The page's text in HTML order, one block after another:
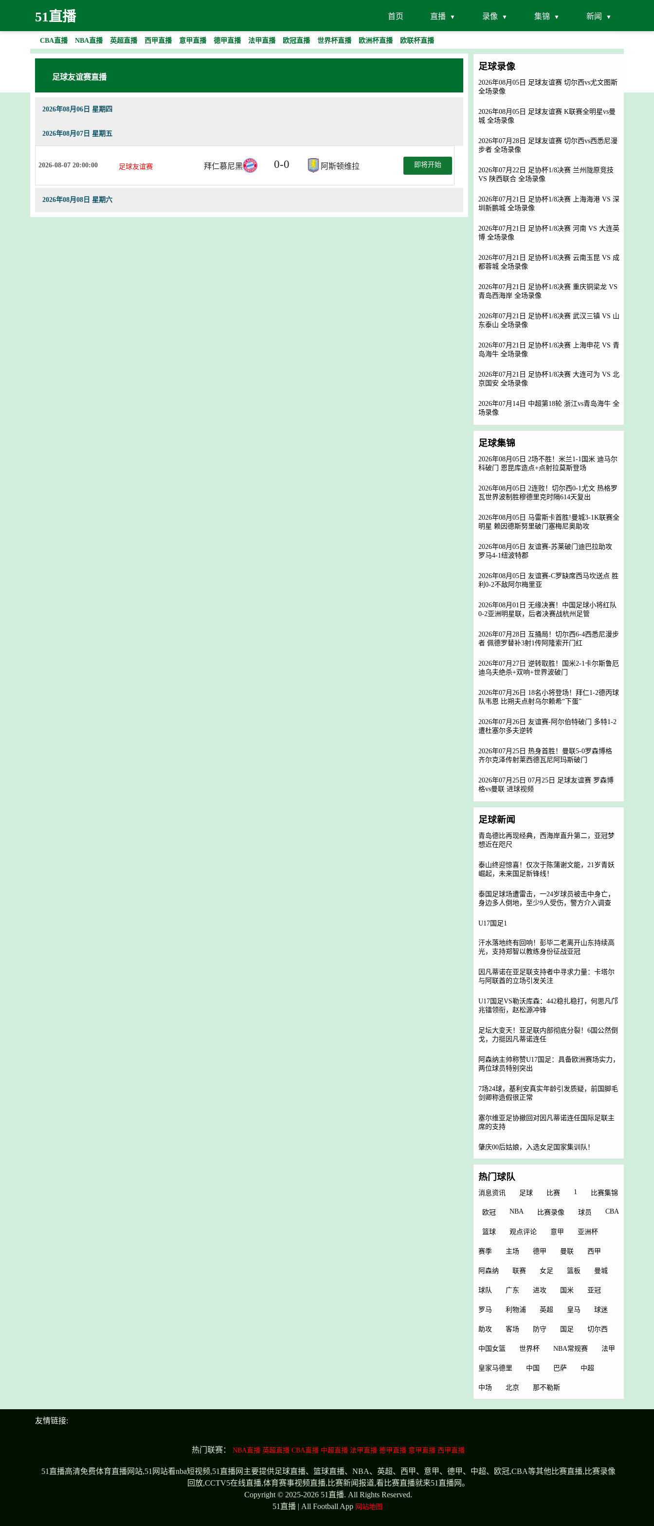
51直播 首页 直播 录像 集锦 新闻
CBA直播 NBA直播 英超直播 西甲直播 意甲直播 德甲直播 法甲直播 欧冠直播 世界杯直播 欧洲杯直播 欧联杯直播
足球友谊赛直播
2026年08月06日 星期四
2026年08月07日 星期五
2026-08-07 20:00:00 足球友谊赛 拜仁慕尼黑 0-0 阿斯顿维拉 即将开始
2026年08月08日 星期六
足球录像
2026年08月05日 足球友谊赛 切尔西vs尤文图斯
全场录像
2026年08月05日 足球友谊赛 K联赛全明星vs曼
城 全场录像
2026年07月28日 足球友谊赛 切尔西vs西悉尼漫
步者 全场录像
2026年07月22日 足协杯1/8决赛 兰州陇原竞技
VS 陕西联合 全场录像
2026年07月21日 足协杯1/8决赛 上海海港 VS 深
圳新鹏城 全场录像
2026年07月21日 足协杯1/8决赛 河南 VS 大连英
博 全场录像
2026年07月21日 足协杯1/8决赛 云南玉昆 VS 成
都蓉城 全场录像
2026年07月21日 足协杯1/8决赛 重庆铜梁龙 VS
青岛西海岸 全场录像
2026年07月21日 足协杯1/8决赛 武汉三镇 VS 山
东泰山 全场录像
2026年07月21日 足协杯1/8决赛 上海申花 VS 青
岛海牛 全场录像
2026年07月21日 足协杯1/8决赛 大连可为 VS 北
京国安 全场录像
2026年07月14日 中超第18轮 浙江vs青岛海牛 全
场录像
足球集锦
2026年08月05日 2场不胜！米兰1-1国米 迪马尔
科破门 恩昆库造点+点射拉莫斯登场
2026年08月05日 2连败！切尔西0-1尤文 热格罗
瓦世界波制胜穆德里克时隔614天复出
2026年08月05日 马雷斯卡首胜!曼城3-1K联赛全
明星 赖因德斯努里破门塞梅尼奥助攻
2026年08月05日 友谊赛-苏莱破门迪巴拉助攻
罗马4-1纽波特郡
2026年08月05日 友谊赛-C罗缺席西马坎送点 胜
利0-2不敌阿尔梅里亚
2026年08月01日 无缘决赛！中国足球小将红队
0-2亚洲明星联，后者决赛战杭州足管
2026年07月28日 互捅局！切尔西6-4西悉尼漫步
者 佩德罗替补3射1传阿隆索开门红
2026年07月27日 逆转取胜！国米2-1卡尔斯鲁厄
迪乌夫绝杀+双响+世界波破门
2026年07月26日 18名小将登场！拜仁1-2德丙球
队韦恩 比朔夫点射乌尔赖希“下蛋”
2026年07月26日 友谊赛-阿尔伯特破门 多特1-2
遭杜塞尔多夫逆转
2026年07月25日 热身首胜！曼联5-0罗森博格
齐尔克泽传射莱西德瓦尼阿玛斯破门
2026年07月25日 07月25日 足球友谊赛 罗森博
格vs曼联 进球视频
足球新闻
青岛德比再现经典，西海岸直升第二，亚冠梦
想近在咫尺
泰山终迎惊喜！仅次于陈蒲谢文能，21岁青妖
崛起，未来国足新锋线！
泰国足球场遭雷击，一24岁球员被击中身亡，
身边多人倒地，至少9人受伤，警方介入调查
U17国足1
汗水落地终有回响！彭毕二老离开山东持续高
光，支持郑智以教练身份征战亚冠
因凡蒂诺在亚足联支持者中寻求力量：卡塔尔
与阿联酋的立场引发关注
U17国足VS勒沃库森：442稳扎稳打，何思凡邝
兆镭领衔，赵松源冲锋
足坛大变天！亚足联内部彻底分裂！6国公然倒
戈，力挺因凡蒂诺连任
阿森纳主帅称赞U17国足：具备欧洲赛场实力，
两位球员特别突出
7场24球，基利安真实年龄引发质疑，前国脚毛
剑卿称造假很正常
塞尔维亚足协撤回对因凡蒂诺连任国际足联主
席的支持
肇庆00后姑娘，入选女足国家集训队！
热门球队
消息资讯 足球 比赛 1 比赛集锦
欧冠 NBA 比赛录像 球员 CBA
篮球 观点评论 意甲 亚洲杯
赛季 主场 德甲 曼联 西甲
阿森纳 联赛 女足 篮板 曼城
球队 广东 进攻 国米 亚冠
罗马 利物浦 英超 皇马 球迷
助攻 客场 防守 国足 切尔西
中国女篮 世界杯 NBA常规赛 法甲
皇家马德里 中国 巴萨 中超
中场 北京 那不勒斯
友情链接:
热门联赛： NBA直播 英超直播 CBA直播 中超直播 法甲直播 德甲直播 意甲直播 西甲直播
51直播高清免费体育直播网站,51网站看nba短视频,51直播网主要提供足球直播、篮球直播、NBA、英超、西甲、意甲、德甲、中超、欧冠,CBA等其他比赛直播,比赛录像
回放,CCTV5在线直播,体育赛事视频直播,比赛新闻报道,看比赛直播就来51直播网。
Copyright © 2025-2026 51直播. All Rights Reserved.
51直播 | All Football App 网站地图